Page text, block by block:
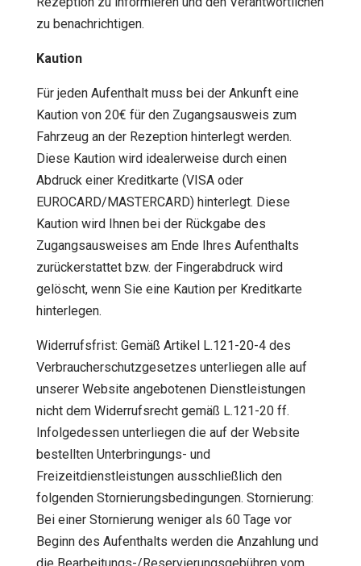
zu benachrichtigen.
Kaution
Für jeden Aufenthalt muss bei der Ankunft eine
Kaution von 20€ für den Zugangsausweis zum
Fahrzeug an der Rezeption hinterlegt werden.
Diese Kaution wird idealerweise durch einen
Abdruck einer Kreditkarte (VISA oder
EUROCARD/MASTERCARD) hinterlegt. Diese
Kaution wird Ihnen bei der Rückgabe des
Zugangsausweises am Ende Ihres Aufenthalts
zurückerstattet bzw. der Fingerabdruck wird
gelöscht, wenn Sie eine Kaution per Kreditkarte
hinterlegen.
Widerrufsfrist: Gemäß Artikel L.121-20-4 des
Verbraucherschutzgesetzes unterliegen alle auf
unserer Website angebotenen Dienstleistungen
nicht dem Widerrufsrecht gemäß L.121-20 ff.
Infolgedessen unterliegen die auf der Website
bestellten Unterbringungs- und
Freizeitdienstleistungen ausschließlich den
folgenden Stornierungsbedingungen. Stornierung:
Bei einer Stornierung weniger als 60 Tage vor
Beginn des Aufenthalts werden die Anzahlung und